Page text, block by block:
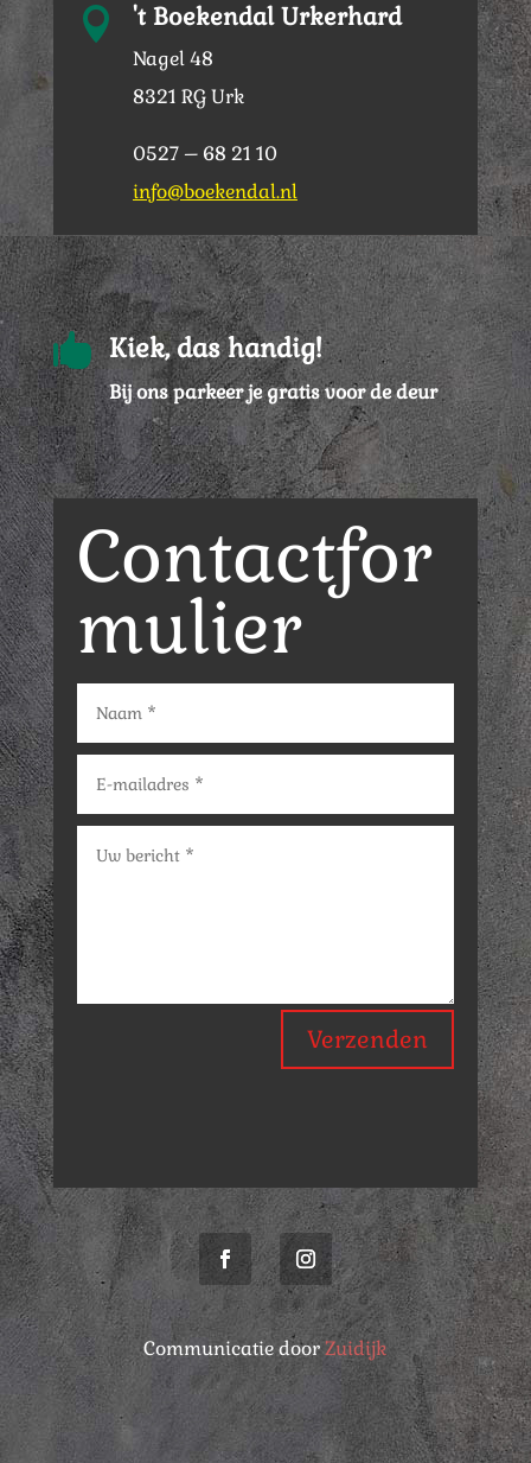
 't Boekendal Urkerhard
Nagel 48
8321 RG Urk
0527 – 68 21 10
info@boekendal.nl
 Kiek, das handig!
Bij ons parkeer je gratis voor de deur
Contactfor
mulier
Verzenden
Communicatie door Zuidijk